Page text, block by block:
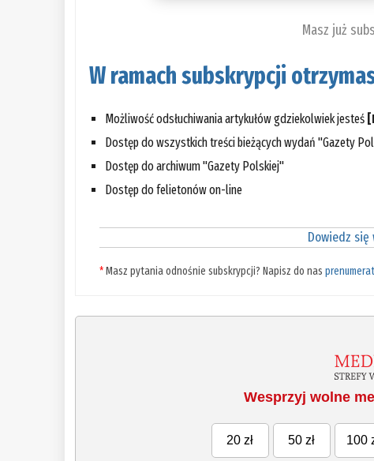
Masz już
W ramach subskrypcji
Możliwość odsłuchiwania artykułów gdziekolwiek jesteś
Dostęp do wszystkich treści bieżących wydań "Gazety
Dostęp do archiwum "Gazety Polskiej"
Dostęp do felietonów on-line
Dowiedz się
*Masz pytania odnośnie subskrypcji? Napisz do nas
Wesprzyj wolne
20 zł 50 zł 100